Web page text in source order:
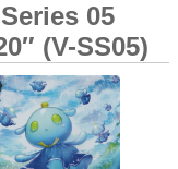
05
(V-SS05)